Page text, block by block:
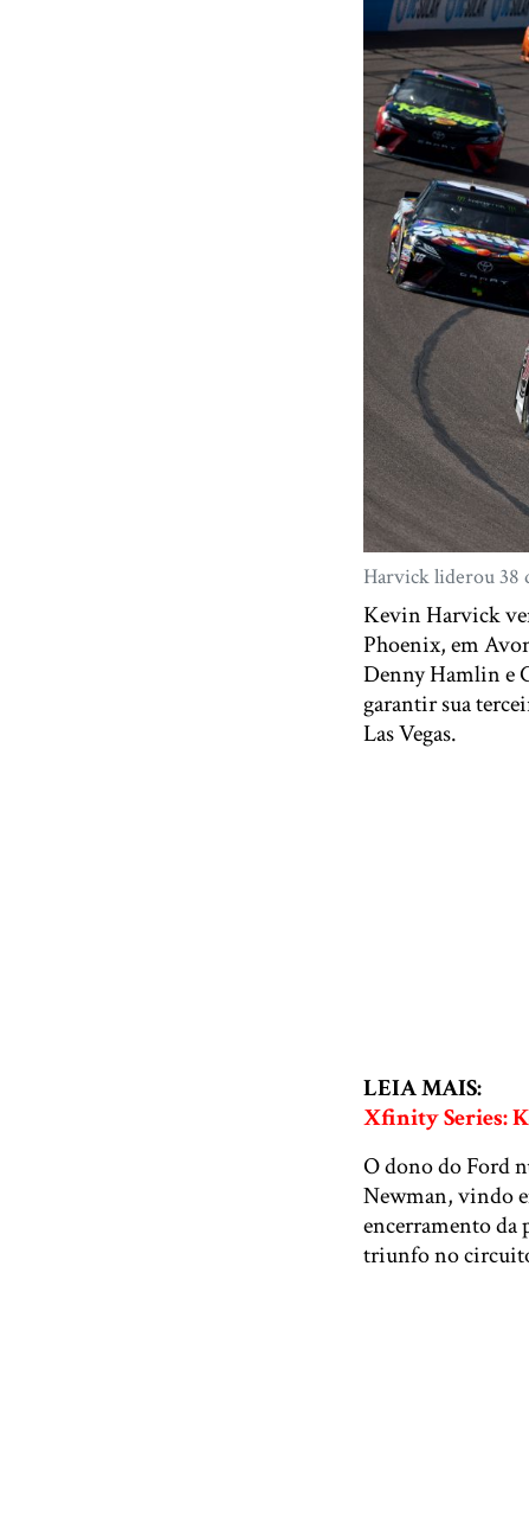
Harvick liderou 38
Kevin Harvick
Phoenix, em
Denny Hamlin e
garantir sua
Las Vegas.
LEIA MAIS:
Xfinity Series:
O dono do Ford
Newman, vindo
encerramento
triunfo no